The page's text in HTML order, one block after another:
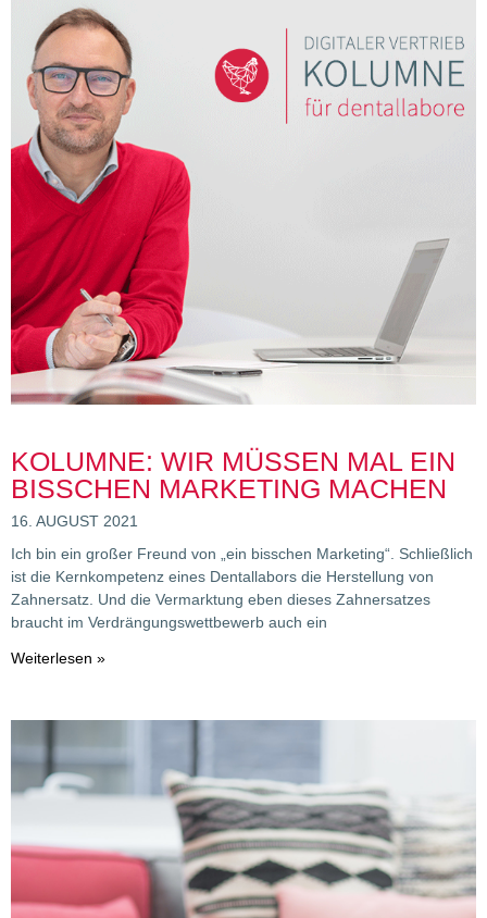
KOLUMNE: WIR MÜSSEN MAL EIN
BISSCHEN MARKETING MACHEN
16. AUGUST 2021
Ich bin ein großer Freund von „ein bisschen Marketing“. Schließlich
ist die Kernkompetenz eines Dentallabors die Herstellung von
Zahnersatz. Und die Vermarktung eben dieses Zahnersatzes
braucht im Verdrängungswettbewerb auch ein
Weiterlesen »